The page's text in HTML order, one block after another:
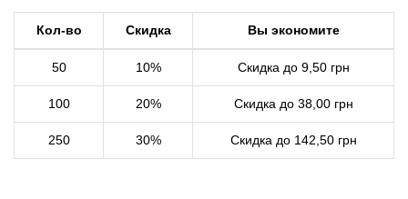
Кол-во Скидка Вы экономите
50 10% Скидка до 9,50 грн
100 20% Скидка до 38,00 грн
250 30% Скидка до 142,50 грн